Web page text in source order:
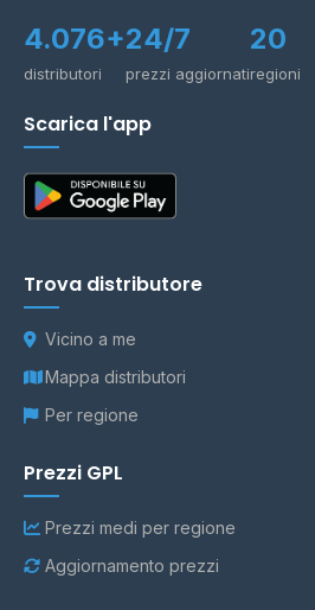
4.076+
distributori
24/7
prezzi aggiornati
20
regioni
Scarica l'app
Trova distributore
Vicino a me
Mappa distributori
Per regione
Prezzi GPL
Prezzi medi per regione
Aggiornamento prezzi